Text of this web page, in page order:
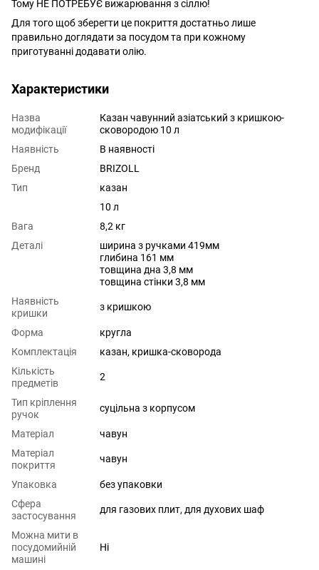
Тому НЕ ПОТРЕБУЄ вижарювання з сіллю!
Для того щоб зберегти це покриття достатньо лише
правильно доглядати за посудом та при кожному
приготуванні додавати олію.
Характеристики
Назва
модифікації
Казан чавунний азіатський з кришкою-
сковородою 10 л
Наявність
В наявності
Бренд
BRIZOLL
Тип
казан
10 л
Вага
8,2 кг
Деталі
ширина з ручками 419мм
глибина 161 мм
товщина дна 3,8 мм
товщина стінки 3,8 мм
Наявність
кришки
з кришкою
Форма
кругла
Комплектація
казан, кришка-сковорода
Кількість
предметів
2
Тип кріплення
ручок
суцільна з корпусом
Матеріал
чавун
Матеріал
покриття
чавун
Упаковка
без упаковки
Сфера
застосування
для газових плит, для духових шаф
Можна мити в
посудомийній
машині
Ні